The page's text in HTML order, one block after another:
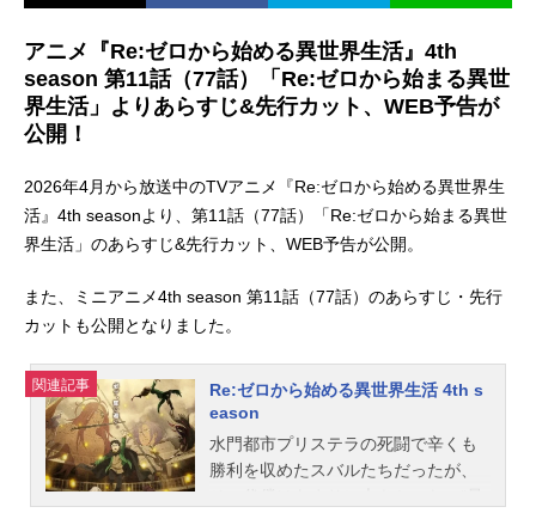
アニメ『Re:ゼロから始める異世界生活』4th
season 第11話（77話）「Re:ゼロから始まる異世
界生活」よりあらすじ&先行カット、WEB予告が
公開！
2026年4月から放送中のTVアニメ『Re:ゼロから始める異世界生
活』4th seasonより、第11話（77話）「Re:ゼロから始まる異世
界生活」のあらすじ&先行カット、WEB予告が公開。
また、ミニアニメ4th season 第11話（77話）のあらすじ・先行
カットも公開となりました。
関連記事
Re:ゼロから始める異世界生活 4th s
eason
水門都市プリステラの死闘で辛くも
勝利を収めたスバルたちだったが、